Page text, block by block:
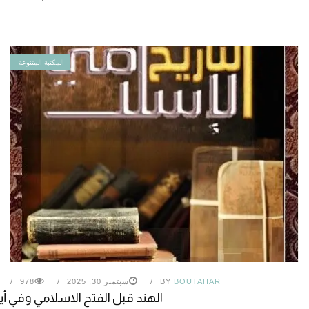
المكتبة المتنوعة
BY BOUTAHAR سبتمبر 30, 2025 978
الهند قبل الفتح الاسلامي وفي